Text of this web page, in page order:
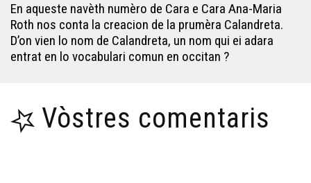
En aqueste navèth numèro de Cara e Cara Ana-Maria
Roth nos conta la creacion de la prumèra Calandreta.
D’on vien lo nom de Calandreta, un nom qui ei adara
entrat en lo vocabulari comun en occitan ?
Vòstres comentaris